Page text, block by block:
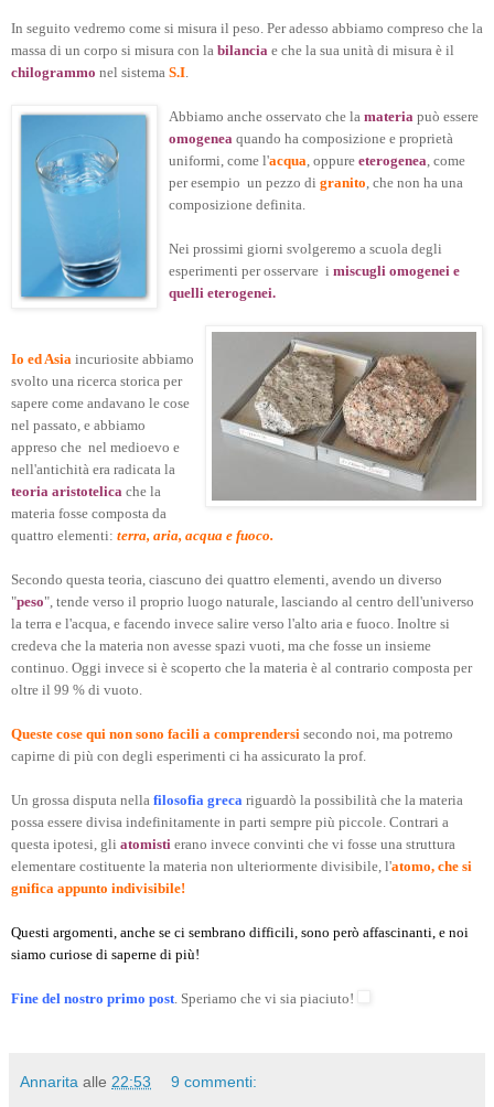
In seguito vedremo come si misura il peso. Per adesso abbiamo compreso che la
massa di un corpo si misura con la bilancia e che la sua unità di misura è il
chilogrammo nel sistema S.I.
Abbiamo anche osservato che la materia può essere
omogenea quando ha composizione e proprietà
uniformi, come l'acqua, oppure eterogenea, come
per esempio un pezzo di granito, che non ha una
composizione definita.
Nei prossimi giorni svolgeremo a scuola degli
esperimenti per osservare i miscugli omogenei e
quelli eterogenei.
Io ed Asia incuriosite abbiamo
svolto una ricerca storica per
sapere come andavano le cose
nel passato, e abbiamo
appreso che nel medioevo e
nell'antichità era radicata la
teoria aristotelica che la
materia fosse composta da
quattro elementi: terra, aria, acqua e fuoco.
Secondo questa teoria, ciascuno dei quattro elementi, avendo un diverso
"peso", tende verso il proprio luogo naturale, lasciando al centro dell'universo
la terra e l'acqua, e facendo invece salire verso l'alto aria e fuoco. Inoltre si
credeva che la materia non avesse spazi vuoti, ma che fosse un insieme
continuo. Oggi invece si è scoperto che la materia è al contrario composta per
oltre il 99 % di vuoto.
Queste cose qui non sono facili a comprendersi secondo noi, ma potremo
capirne di più con degli esperimenti ci ha assicurato la prof.
Un grossa disputa nella filosofia greca riguardò la possibilità che la materia
possa essere divisa indefinitamente in parti sempre più piccole. Contrari a
questa ipotesi, gli atomisti erano invece convinti che vi fosse una struttura
elementare costituente la materia non ulteriormente divisibile, l'atomo, che si
gnifica appunto indivisibile!
Questi argomenti, anche se ci sembrano difficili, sono però affascinanti, e noi
siamo curiose di saperne di più!
Fine del nostro primo post. Speriamo che vi sia piaciuto!
Annarita alle 22:53 9 commenti: